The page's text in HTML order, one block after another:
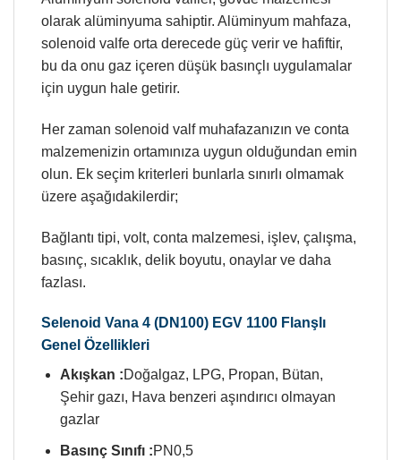
olarak alüminyuma sahiptir. Alüminyum mahfaza,
solenoid valfe orta derecede güç verir ve hafiftir,
bu da onu gaz içeren düşük basınçlı uygulamalar
için uygun hale getirir.
Her zaman solenoid valf muhafazanızın ve conta
malzemenizin ortamınıza uygun olduğundan emin
olun. Ek seçim kriterleri bunlarla sınırlı olmamak
üzere aşağıdakilerdir;
Bağlantı tipi, volt, conta malzemesi, işlev, çalışma,
basınç, sıcaklık, delik boyutu, onaylar ve daha
fazlası.
Selenoid Vana 4 (DN100) EGV 1100 Flanşlı
Genel Özellikleri
Akışkan :Doğalgaz, LPG, Propan, Bütan,
Şehir gazı, Hava benzeri aşındırıcı olmayan
gazlar
Basınç Sınıfı :PN0,5